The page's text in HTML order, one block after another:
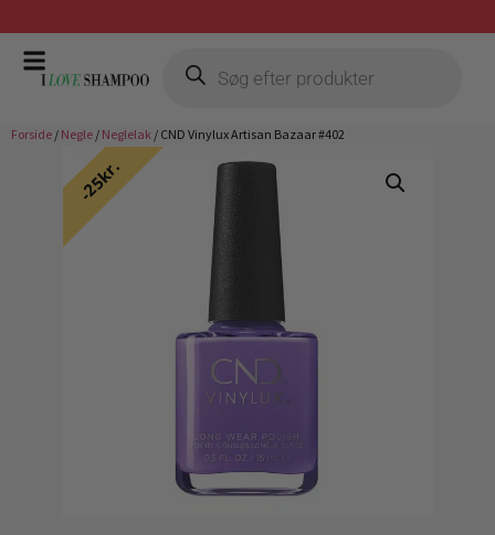
Prismatch mod billigste forhandler
Forside / Negle / Neglelak / CND Vinylux Artisan Bazaar #402
25kr.